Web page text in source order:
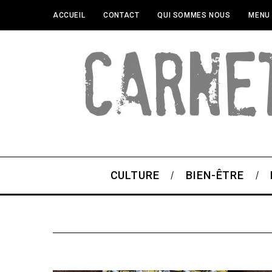
ACCUEIL CONTACT QUI SOMMES NOUS MENU
CULTURE BIEN-ÊTRE